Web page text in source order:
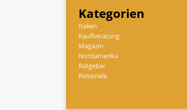
Kategorien
Italien
Kaufberatung
Magazin
Nordamerika
Ratgeber
Reiseziele